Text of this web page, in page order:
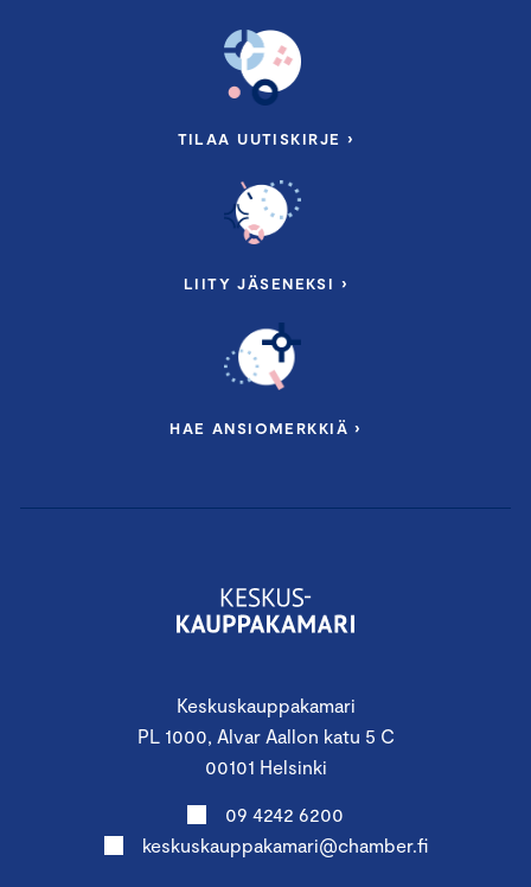
Keskuskauppakamari
PL 1000, Alvar Aallon katu 5 C
00101 Helsinki
09 4242 6200
keskuskauppakamari@chamber.fi
TILAA UUTISKIRJE ›
LIITY JÄSENEKSI ›
HAE ANSIOMERKKIÄ ›